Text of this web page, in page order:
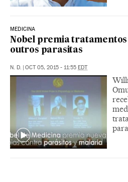
MEDICINA
Nobel premia
outros parasitas
N. D. | OCT 05, 2015 - 11:55 EDT